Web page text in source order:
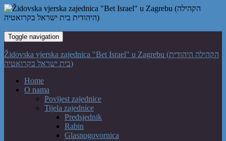
Toggle navigation
Židovska vjerska zajednica "Bet Israel" u Zagrebu (הקהילה היהודית
בית ישראל בקרואטיה)
Home
O nama
Povijest zajednice
Tijela zajednice
Predsjednik
Rabin
Glasnogovornica